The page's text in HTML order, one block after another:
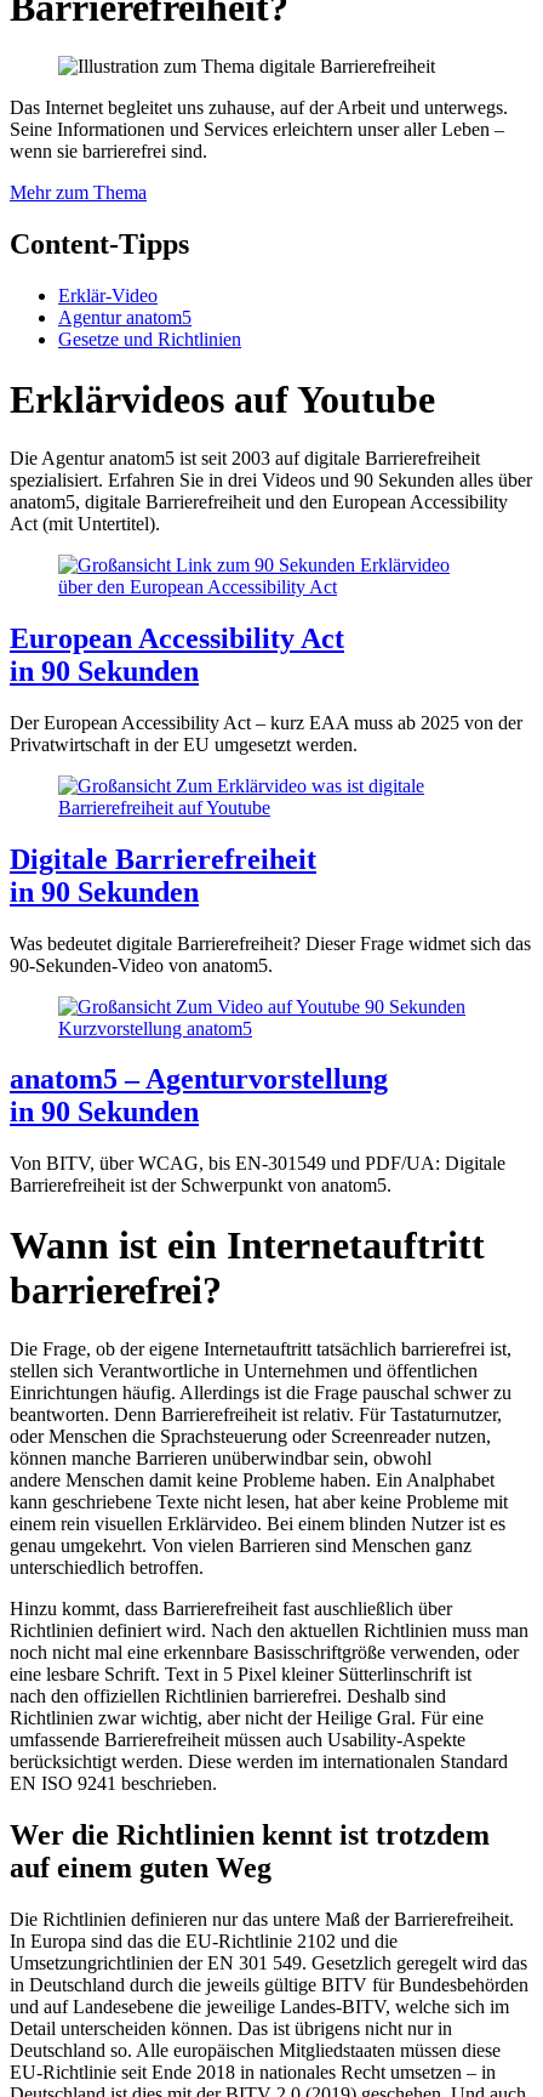
Das Internet begleitet uns zuhause, auf der Arbeit und unterwegs.
Seine Informationen und Services erleichtern unser aller Leben –
wenn sie barrierefrei sind.
Mehr zum Thema
Content-Tipps
Erklär-Video
Agentur anatom5
Gesetze und Richtlinien
Erklärvideos auf Youtube
Die Agentur anatom5 ist seit 2003 auf digitale Barrierefreiheit
spezialisiert. Erfahren Sie in drei Videos und 90 Sekunden alles über
anatom5, digitale Barrierefreiheit und den European Accessibility
Act (mit Untertitel).
European Accessibility Act
in 90 Sekunden
Der European Accessibility Act – kurz EAA muss ab 2025 von der
Privatwirtschaft in der EU umgesetzt werden.
Digitale Barrierefreiheit
in 90 Sekunden
Was bedeutet digitale Barrierefreiheit? Dieser Frage widmet sich das
90-Sekunden-Video von anatom5.
anatom5 – Agenturvorstellung
in 90 Sekunden
Von BITV, über WCAG, bis EN-301549 und PDF/UA: Digitale
Barrierefreiheit ist der Schwerpunkt von anatom5.
Wann ist ein Internetauftritt
barrierefrei?
Die Frage, ob der eigene Internetauftritt tatsächlich barrierefrei ist,
stellen sich Verantwortliche in Unternehmen und öffentlichen
Einrichtungen häufig. Allerdings ist die Frage pauschal schwer zu
beantworten. Denn Barrierefreiheit ist relativ. Für Tastaturnutzer,
oder Menschen die Sprachsteuerung oder Screenreader nutzen,
können manche Barrieren unüberwindbar sein, obwohl
andere Menschen damit keine Probleme haben. Ein Analphabet
kann geschriebene Texte nicht lesen, hat aber keine Probleme mit
einem rein visuellen Erklärvideo. Bei einem blinden Nutzer ist es
genau umgekehrt. Von vielen Barrieren sind Menschen ganz
unterschiedlich betroffen.
Hinzu kommt, dass Barrierefreiheit fast auschließlich über
Richtlinien definiert wird. Nach den aktuellen Richtlinien muss man
noch nicht mal eine erkennbare Basisschriftgröße verwenden, oder
eine lesbare Schrift. Text in 5 Pixel kleiner Sütterlinschrift ist
nach den offiziellen Richtlinien barrierefrei. Deshalb sind
Richtlinien zwar wichtig, aber nicht der Heilige Gral. Für eine
umfassende Barrierefreiheit müssen auch Usability-Aspekte
berücksichtigt werden. Diese werden im internationalen Standard
EN ISO 9241 beschrieben.
Wer die Richtlinien kennt ist trotzdem
auf einem guten Weg
Die Richtlinien definieren nur das untere Maß der Barrierefreiheit.
In Europa sind das die EU-Richtlinie 2102 und die
Umsetzungrichtlinien der EN 301 549. Gesetzlich geregelt wird das
in Deutschland durch die jeweils gültige BITV für Bundesbehörden
und auf Landesebene die jeweilige Landes-BITV, welche sich im
Detail unterscheiden können. Das ist übrigens nicht nur in
Deutschland so. Alle europäischen Mitgliedstaaten müssen diese
EU-Richtlinie seit Ende 2018 in nationales Recht umsetzen – in